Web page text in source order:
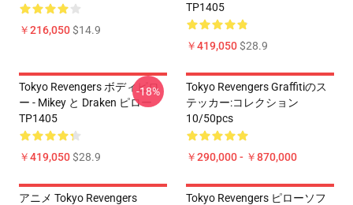
￥216,050$14.9
TP1405
￥419,050$28.9
Tokyo Revengers ボディピロ
ー - Mikey と Draken ピロー
TP1405
￥419,050$28.9
-18%
Tokyo Revengers Graffitiのス
テッカー:コレクション
10/50pcs
￥290,000 - ￥870,000
アニメ Tokyo Revengers
Tokyo Revengers ピローソフ